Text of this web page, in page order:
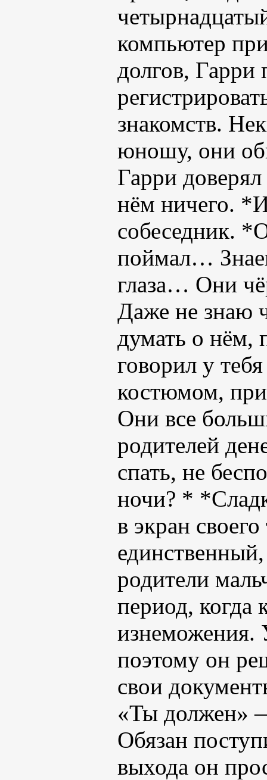
компьютер
долгов, Гарри
знакомств.
юношу, они
Гарри
нём ничего.
собеседник.
поймал…
глаза… Они
Даже не знаю
думать о нём,
говорил у
костюмом,
Они все
родителей
спать, не
ночи? *
в экран
родители
период, когда
изнеможения.
поэтому он
свои
«Ты должен»
Обязан
выхода он